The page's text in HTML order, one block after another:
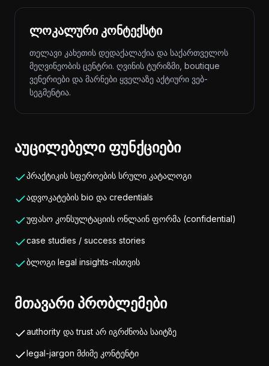
ლოკალური კონტექსტი
თელავი კახეთის დედაქალაქია და საქართველოს
მეღვინეობის ცენტრი. ღვინის ტურიზმი, boutique
ვენერიები და მარნები ყველაზე აქტიური ვებ-
სეგმენტია.
აუცილებელი ფუნქციები
პრაქტიკის სფეროების სრული კატალოგი
ადვოკატების bio და credentials
უფასო კონსულტაციის ონლაინ ფორმა (confidential)
case studies / success stories
ბლოგი legal insights-ისთვის
მთავარი პრობლემები
authority და trust არ იგრძნობა საიტზე
legal-jargon მძიმე კონტენტი